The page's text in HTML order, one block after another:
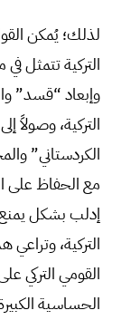
لذلك؛ يُمكن
التركية تتمثل
وإبعاد “قسد”
التركية،
الكردستاني”
مع الحفاظ على
إدلب بشكل
التركية،
القومي التركي
الحساسية